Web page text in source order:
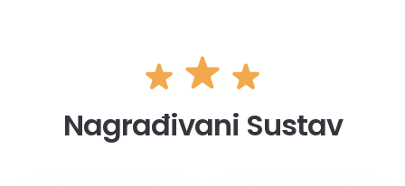
Nagrađivani Sustav